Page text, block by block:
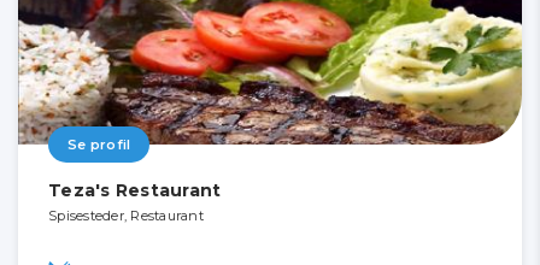
Se profil
Teza's Restaurant
Spisesteder, Restaurant